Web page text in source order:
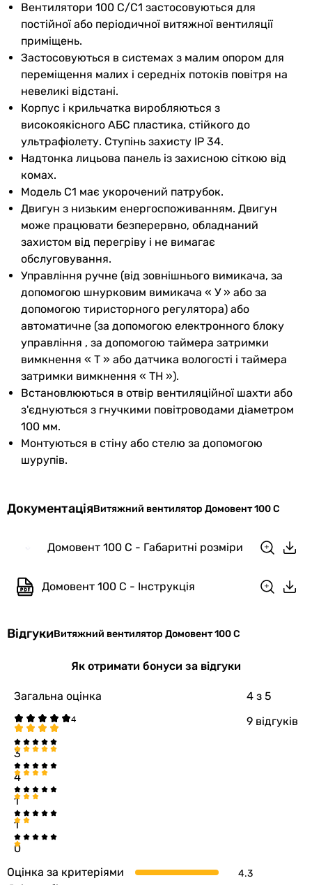
Особливості
та функції
зворотний клапан (опція)
Додатково сітка від комах
Мінімальна
температура
переміщуваного
повітря
5 °C
Максимальна
температура
переміщуваного
Кількість
швидкостей
Покриття глянсове
Виробництво Україна
Електроживлення 230В
Частота току 50 Гц
Клас захисту IP34
Колекції
Глибина
передньої
панелі
Висота
передньої
панелі
Глибина
передньої
панелі
Габарити в упаковці
Вентилятори 100 С/С1 застосовуються для
постійної або періодичної витяжної вентиляції
приміщень.
Застосовуються в системах з малим опором для
переміщення малих і середніх потоків повітря на
невеликі відстані.
Корпус і крильчатка виробляються з
високоякісного АБС пластика, стійкого до
ультрафіолету. Ступінь захисту IP 34.
Надтонка лицьова панель із захисною сіткою від
комах.
Модель С1 має укорочений патрубок.
Двигун з низьким енергоспоживанням. Двигун
може працювати безперервно, обладнаний
захистом від перегріву і не вимагає
обслуговування.
Управління ручне (від зовнішнього вимикача, за
допомогою шнурковим вимикача « У » або за
допомогою тиристорного регулятора) або
автоматичне (за допомогою електронного блоку
управління , за допомогою таймера затримки
вимкнення « Т » або датчика вологості і таймера
затримки вимкнення « ТН »).
Встановлюються в отвір вентиляційної шахти або
з'єднуються з гнучкими повітроводами діаметром
100 мм.
Монтуються в стіну або стелю за допомогою
шурупів.
ДокументаціяВитяжний вентилятор Домовент 100 С
Домовент 100 С - Габаритні розміри
Домовент 100 С - Інструкція
ВідгукиВитяжний вентилятор Домовент 100 С
Як отримати бонуси за відгуки
Загальна оцінка 4 з 5
9 відгуків
3
4
1
1
0
Оцінка за критеріями